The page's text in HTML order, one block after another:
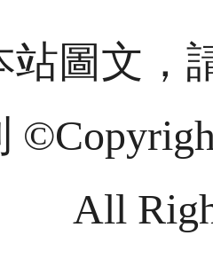
站圖文，
All